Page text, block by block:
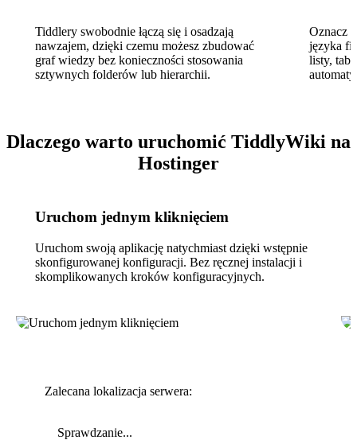
Tiddlery swobodnie łączą się i osadzają
nawzajem, dzięki czemu możesz zbudować
graf wiedzy bez konieczności stosowania
sztywnych folderów lub hierarchii.
Oznacz
języka
listy,
Dlaczego warto uruchomić TiddlyWiki na
Hostinger
Uruchom jednym kliknięciem
Uruchom swoją aplikację natychmiast dzięki wstępnie
skonfigurowanej konfiguracji. Bez ręcznej instalacji i
skomplikowanych kroków konfiguracyjnych.
Zalecana lokalizacja serwera:
Sprawdzanie...